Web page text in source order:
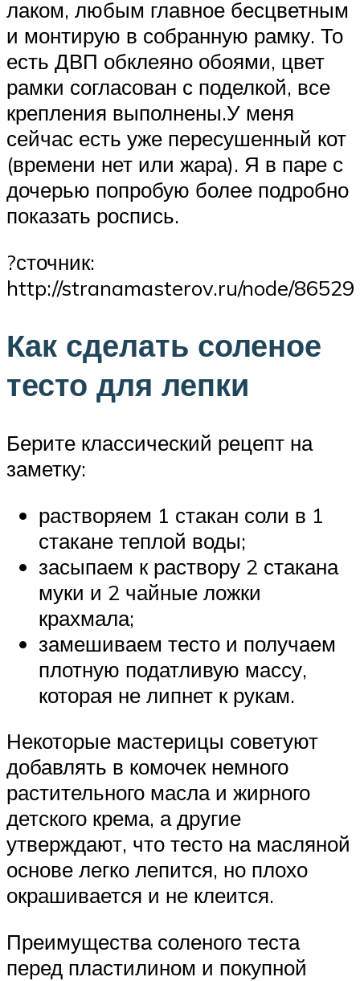
лаком, любым главное бесцветным
и монтирую в собранную рамку. То
есть ДВП обклеяно обоями, цвет
рамки согласован с поделкой, все
крепления выполнены.У меня
сейчас есть уже пересушенный кот
(времени нет или жара). Я в паре с
дочерью попробую более подробно
показать роспись.
?сточник:
http://stranamasterov.ru/node/86529
Как сделать соленое
тесто для лепки
Берите классический рецепт на
заметку:
растворяем 1 стакан соли в 1
стакане теплой воды;
засыпаем к раствору 2 стакана
муки и 2 чайные ложки
крахмала;
замешиваем тесто и получаем
плотную податливую массу,
которая не липнет к рукам.
Некоторые мастерицы советуют
добавлять в комочек немного
растительного масла и жирного
детского крема, а другие
утверждают, что тесто на масляной
основе легко лепится, но плохо
окрашивается и не клеится.
Преимущества соленого теста
перед пластилином и покупной